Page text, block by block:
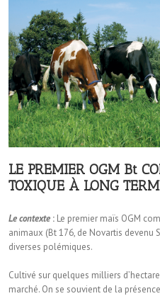
LE PREMIER OGM Bt
TOXIQUE À LONG
Le contexte : Le premier maïs OGM
animaux (Bt 176, de Novartis devenu
diverses polémiques.
Cultivé sur quelques milliers
marché. On se souvient de la